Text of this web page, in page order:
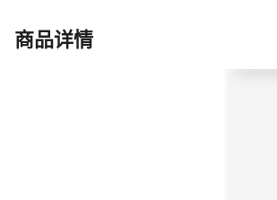
商品详情